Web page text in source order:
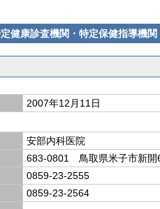
健康診査機関・特定保健指導機関
2007年12月11日
安部内科医院
683-0801 鳥取県米子市新開
0859-23-2555
0859-23-2564